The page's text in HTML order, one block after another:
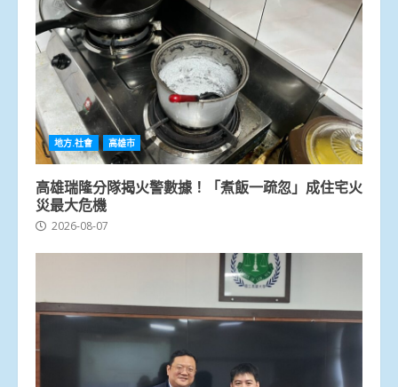
地方.社會 高雄市
高雄瑞隆分隊揭火警數據！「煮飯一疏忽」成住宅火
災最大危機
2026-08-07